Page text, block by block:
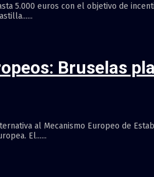
5.000 euros con el objetivo de
Bruselas
al Mecanismo Europeo de
El......